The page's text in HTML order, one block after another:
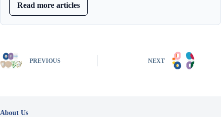
Read more articles
PREVIOUS NEXT
About Us